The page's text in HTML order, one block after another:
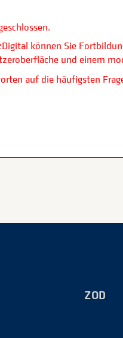
können Sie
und einem
auf die häufigsten
ZOD